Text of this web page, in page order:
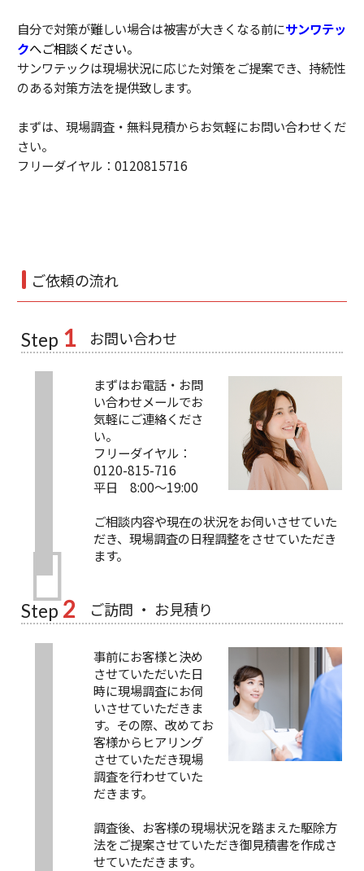
自分で対策が難しい場合は被害が大きくなる前にサンワテッ
クへご相談ください。
サンワテックは現場状況に応じた対策をご提案でき、持続性
のある対策方法を提供致します。
まずは、現場調査・無料見積からお気軽にお問い合わせくだ
さい。
フリーダイヤル：0120815716
ご依頼の流れ
Step 1 お問い合わせ
まずはお電話・お問
い合わせメールでお
気軽にご連絡くださ
い。
フリーダイヤル：
0120-815-716
平日 8:00～19:00
ご相談内容や現在の状況をお伺いさせていた
だき、現場調査の日程調整をさせていただき
ます。
Step 2 ご訪問 ・ お見積り
事前にお客様と決め
させていただいた日
時に現場調査にお伺
いさせていただきま
す。その際、改めてお
客様からヒアリング
させていただき現場
調査を行わせていた
だきます。
調査後、お客様の現場状況を踏まえた駆除方
法をご提案させていただき御見積書を作成さ
せていただきます。